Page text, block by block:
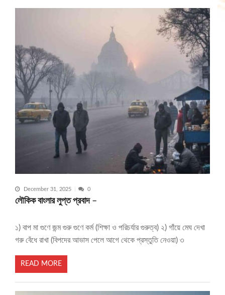
December 31, 2025 0
লৌকিক বাংলার লুপ্ত প্রবাদ –
১) বাপ মা গুণে জন্ম গুরু গুণে কর্ম (শিক্ষা ও পরিচর্যার গুরুত্ব) ২) গাঁয়ে মেঘ দেখা
গরু বেঁধে রাখা (বিপদের আভাস পেলে আগে থেকে প্রস্তুতি নেওয়া) ৩
READ MORE